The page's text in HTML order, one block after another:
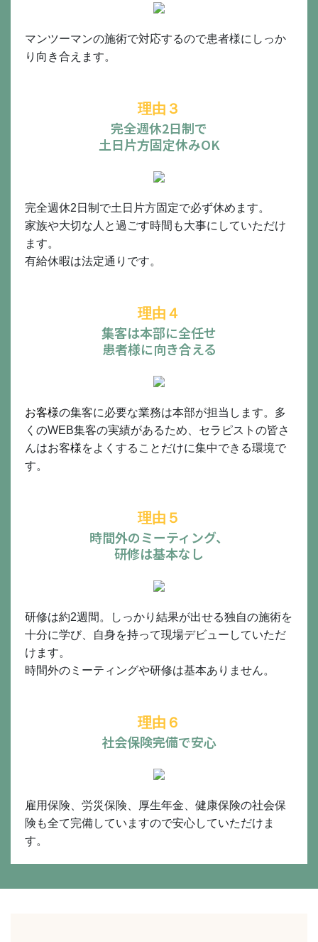
マンツーマンの施術で対応するので患者様にしっか
り向き合えます。
理由３
完全週休2日制で
土日片方固定休みOK
完全週休2日制で土日片方固定で必ず休めます。
家族や大切な人と過ごす時間も大事にしていただけ
ます。
有給休暇は法定通りです。
理由４
集客は本部に全任せ
患者様に向き合える
お客様の集客に必要な業務は本部が担当します。多
くのWEB集客の実績があるため、セラピストの皆さ
んはお客様をよくすることだけに集中できる環境で
す。
理由５
時間外のミーティング、
研修は基本なし
研修は約2週間。しっかり結果が出せる独自の施術を
十分に学び、自身を持って現場デビューしていただ
けます。
時間外のミーティングや研修は基本ありません。
理由６
社会保険完備で安心
雇用保険、労災保険、厚生年金、健康保険の社会保
険も全て完備していますので安心していただけま
す。